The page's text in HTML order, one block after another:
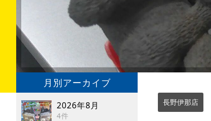
月別アーカイブ
2026年8月
4件
長野伊那店